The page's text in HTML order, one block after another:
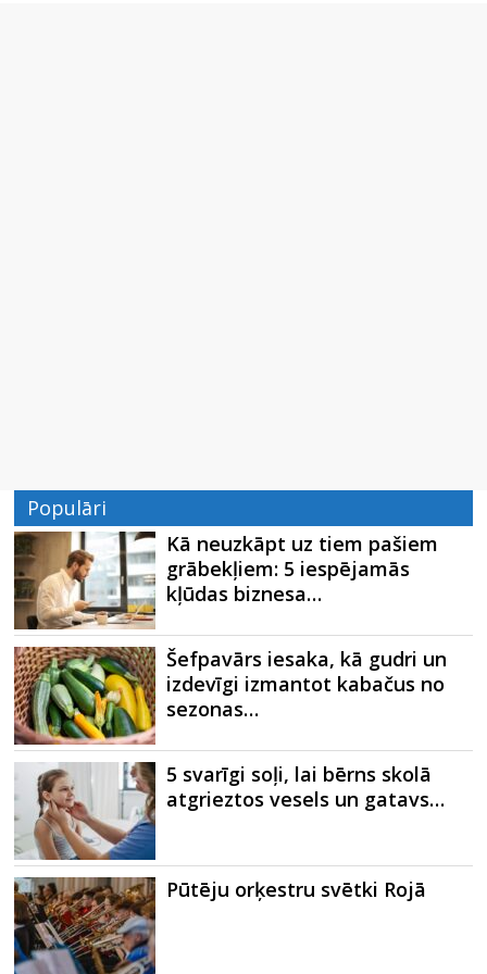
Populāri
Kā neuzkāpt uz tiem pašiem
grābekļiem: 5 iespējamās
kļūdas biznesa…
Šefpavārs iesaka, kā gudri un
izdevīgi izmantot kabačus no
sezonas…
5 svarīgi soļi, lai bērns skolā
atgrieztos vesels un gatavs…
Pūtēju orķestru svētki Rojā